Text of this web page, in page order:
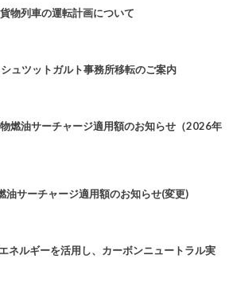
物列車の運転計画について
ュツットガルト事務所移転のご案内
燃油サーチャージ適用額のお知らせ（2026年
サーチャージ適用額のお知らせ(変更)
ネルギーを活用し、カーボンニュートラル実